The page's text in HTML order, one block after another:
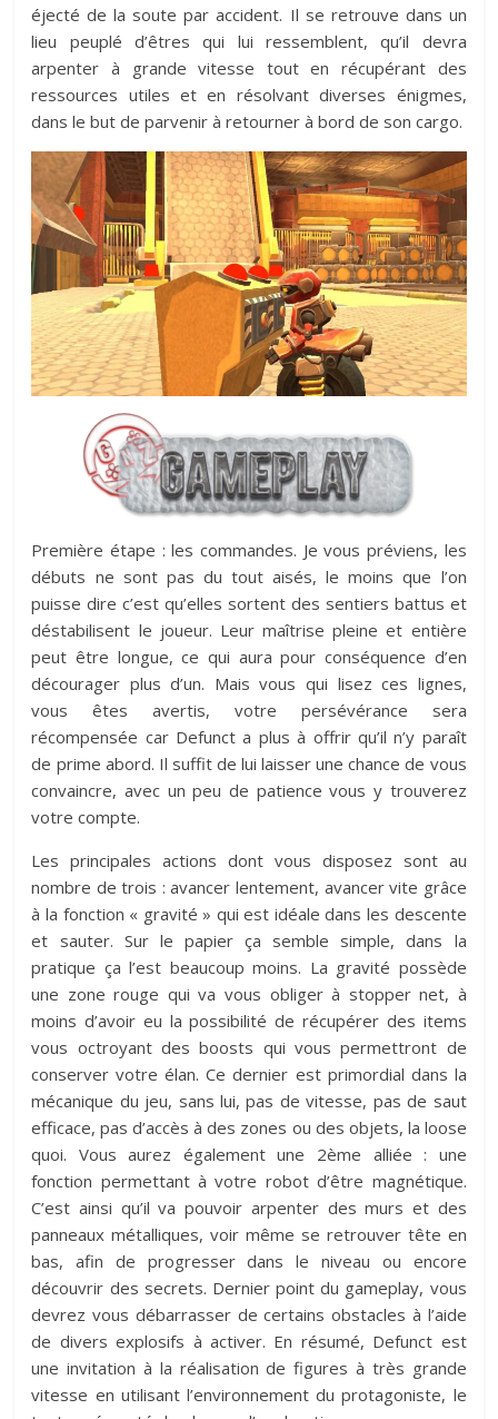
éjecté de la soute par accident. Il se retrouve dans un
lieu peuplé d’êtres qui lui ressemblent, qu’il devra
arpenter à grande vitesse tout en récupérant des
ressources utiles et en résolvant diverses énigmes,
dans le but de parvenir à retourner à bord de son cargo.
Première étape : les commandes. Je vous préviens, les
débuts ne sont pas du tout aisés, le moins que l’on
puisse dire c’est qu’elles sortent des sentiers battus et
déstabilisent le joueur. Leur maîtrise pleine et entière
peut être longue, ce qui aura pour conséquence d’en
décourager plus d’un. Mais vous qui lisez ces lignes,
vous êtes avertis, votre persévérance sera
récompensée car Defunct a plus à offrir qu’il n’y paraît
de prime abord. Il suffit de lui laisser une chance de vous
convaincre, avec un peu de patience vous y trouverez
votre compte.
Les principales actions dont vous disposez sont au
nombre de trois : avancer lentement, avancer vite grâce
à la fonction « gravité » qui est idéale dans les descente
et sauter. Sur le papier ça semble simple, dans la
pratique ça l’est beaucoup moins. La gravité possède
une zone rouge qui va vous obliger à stopper net, à
moins d’avoir eu la possibilité de récupérer des items
vous octroyant des boosts qui vous permettront de
conserver votre élan. Ce dernier est primordial dans la
mécanique du jeu, sans lui, pas de vitesse, pas de saut
efficace, pas d’accès à des zones ou des objets, la loose
quoi. Vous aurez également une 2ème alliée : une
fonction permettant à votre robot d’être magnétique.
C’est ainsi qu’il va pouvoir arpenter des murs et des
panneaux métalliques, voir même se retrouver tête en
bas, afin de progresser dans le niveau ou encore
découvrir des secrets. Dernier point du gameplay, vous
devrez vous débarrasser de certains obstacles à l’aide
de divers explosifs à activer. En résumé, Defunct est
une invitation à la réalisation de figures à très grande
vitesse en utilisant l’environnement du protagoniste, le